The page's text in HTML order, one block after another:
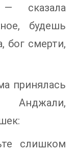
сказала
будешь
бог смерти,
принялась
Анджали,
слишком